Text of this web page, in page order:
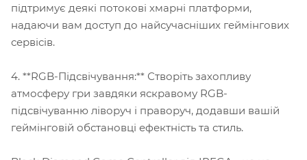
підтримує деякі потокові хмарні платформи,
надаючи вам доступ до найсучасніших геймінгових
сервісів.
4. **RGB-Підсвічування:** Створіть захопливу
атмосферу гри завдяки яскравому RGB-
підсвічуванню ліворуч і праворуч, додавши вашій
геймінговій обстановці ефектність та стиль.